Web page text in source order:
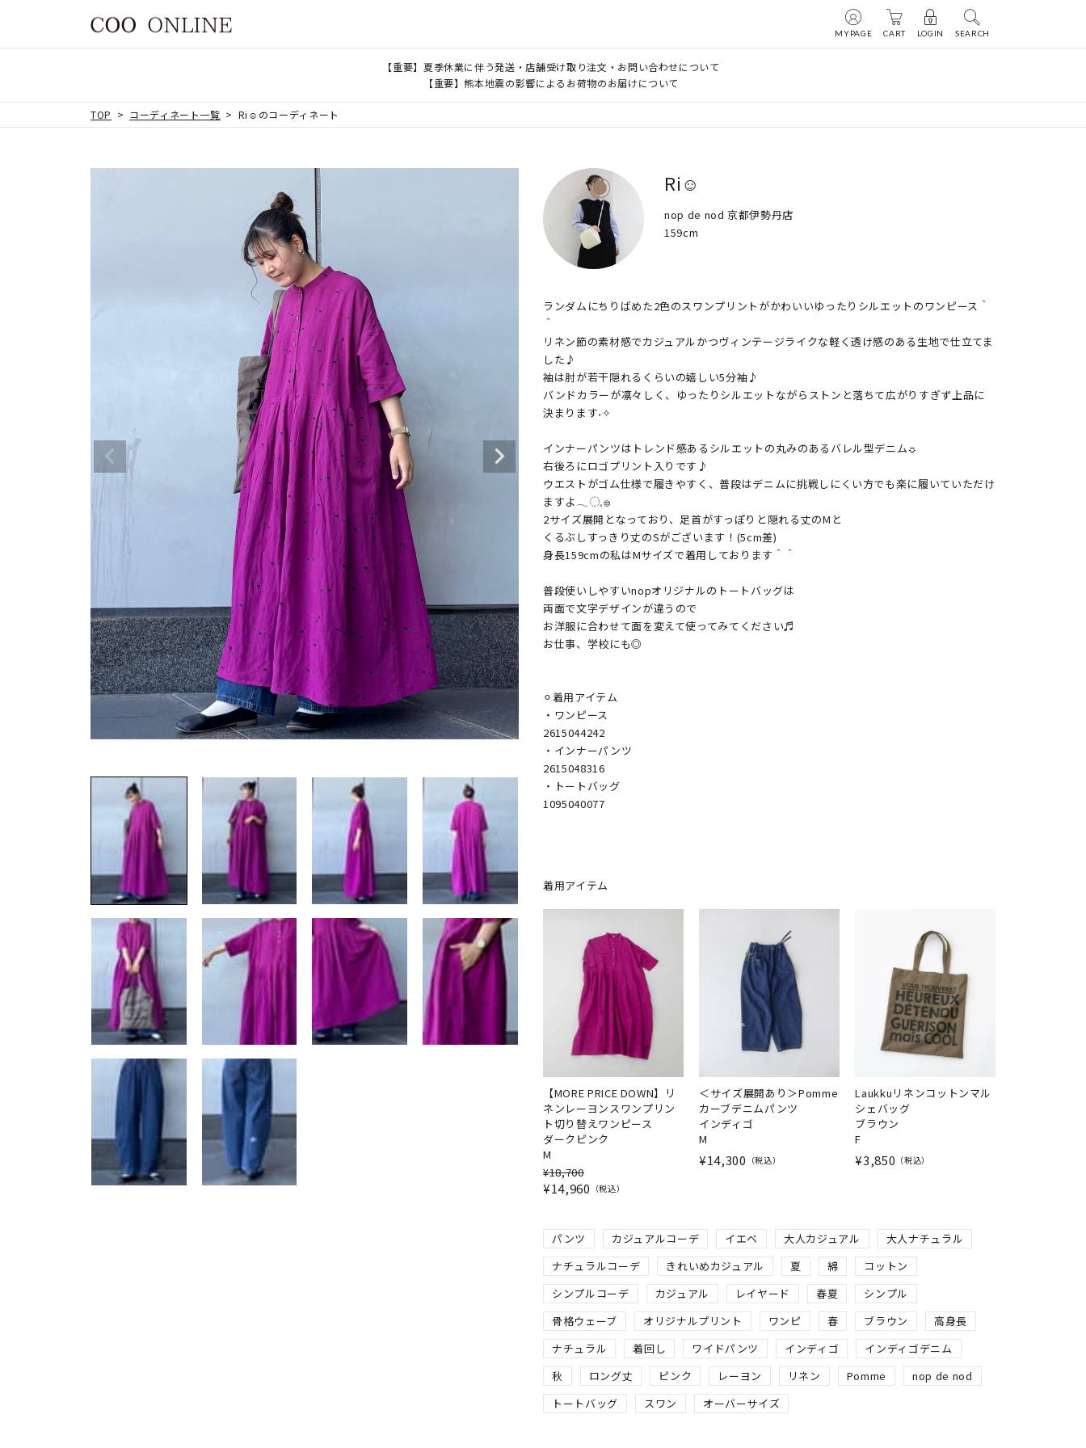
MYPAGE CART LOGIN SEARCH
【重要】夏季休業に伴う発送・店舗受け取り注文・お問い合わせについて
【重要】熊本地震の影響によるお荷物のお届けについて
TOP コーディネート一覧 Ri☺︎のコーディネート
Ri☺︎
nop de nod 京都伊勢丹店
159cm
ランダムにちりばめた2色のスワンプリントがかわいいゆったりシルエットのワンピース＾
＾
リネン節の素材感でカジュアルかつヴィンテージライクな軽く透け感のある生地で仕立てま
した♪
袖は肘が若干隠れるくらいの嬉しい5分袖♪
バンドカラーが凛々しく、ゆったりシルエットながらストンと落ちて広がりすぎず上品に
決まります˖✧
インナーパンツはトレンド感あるシルエットの丸みのあるバレル型デニム☼
右後ろにロゴプリント入りです♪
ウエストがゴム仕様で履きやすく、普段はデニムに挑戦しにくい方でも楽に履いていただけ
ますよ𓂃◌𓈒𓐍
2サイズ展開となっており、足首がすっぽりと隠れる丈のMと
くるぶしすっきり丈のSがございます！(5cm差)
身長159cmの私はMサイズで着用しております＾＾
普段使いしやすいnopオリジナルのトートバッグは
両面で文字デザインが違うので
お洋服に合わせて面を変えて使ってみてください♬
お仕事、学校にも◎
⚪︎着用アイテム
・ワンピース
2615044242
・インナーパンツ
2615048316
・トートバッグ
1095040077
着用アイテム
【MORE PRICE DOWN】リ
ネンレーヨンスワンプリン
ト切り替えワンピース
ダークピンク
M
¥18,700
¥14,960 税込
＜サイズ展開あり＞Pomme
カーブデニムパンツ
インディゴ
M
¥14,300 税込
Laukkuリネンコットンマル
シェバッグ
ブラウン
F
¥3,850 税込
パンツ カジュアルコーデ イエベ 大人カジュアル
大人ナチュラル
ナチュラルコーデ
きれいめカジュアル 夏 綿
コットン
シンプルコーデ
カジュアル レイヤード 春夏
シンプル
骨格ウェーブ
オリジナルプリント ワンピ 春 ブラウン
高身長
ナチュラル
着回し ワイドパンツ インディゴ
インディゴデニム
秋
ロング丈 ピンク レーヨン リネン Pomme
nop de nod
トートバッグ
スワン オーバーサイズ